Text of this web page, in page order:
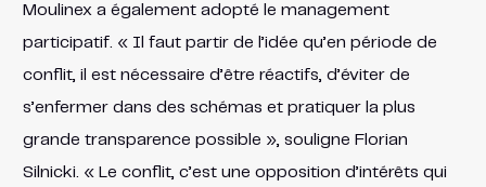
Moulinex a également adopté le management
participatif. « Il faut partir de l’idée qu’en période de
conflit, il est nécessaire d’être réactifs, d’éviter de
s’enfermer dans des schémas et pratiquer la plus
grande transparence possible », souligne Florian
Silnicki. « Le conflit, c’est une opposition d’intérêts qui